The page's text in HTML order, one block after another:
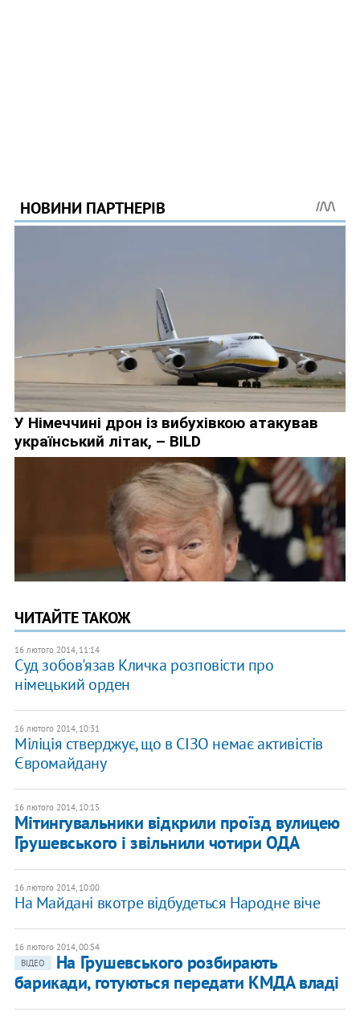
ЧИТАЙТЕ ТАКОЖ
16 лютого 2014, 11:14
Суд зобов'язав Кличка розповісти про
німецький орден
16 лютого 2014, 10:31
Міліція стверджує, що в СІЗО немає активістів
Євромайдану
16 лютого 2014, 10:15
Мітингувальники відкрили проїзд вулицею
Грушевського і звільнили чотири ОДА
16 лютого 2014, 10:00
На Майдані вкотре відбудеться Народне віче
16 лютого 2014, 00:54
ВІДЕО
На Грушевського розбирають
барикади, готуються передати КМДА владі